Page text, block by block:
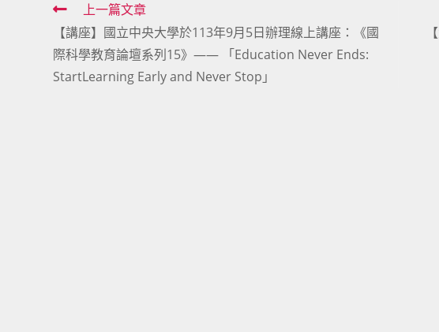
Read
more
articles
上一篇文章
【講座】國立中央大學於113年9月5日辦理線上講座：《國
際科學教育論壇系列15》—— 「Education Never Ends:
StartLearning Early and Never Stop」